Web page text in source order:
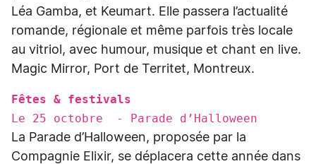
Léa Gamba, et Keumart. Elle passera l’actualité
romande, régionale et même parfois très locale
au vitriol, avec humour, musique et chant en live.
Magic Mirror, Port de Territet, Montreux.
Fêtes & festivals
Le 25 octobre - Parade d’Halloween
La Parade d’Halloween, proposée par la
Compagnie Elixir, se déplacera cette année dans